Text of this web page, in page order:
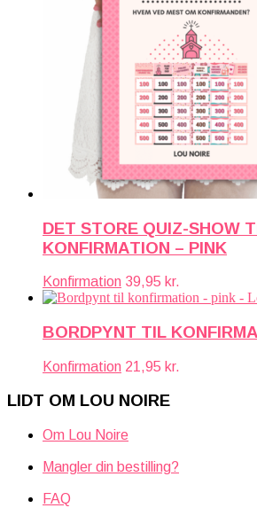
DET STORE QUIZ-SHOW
KONFIRMATION – PINK
Konfirmation 39,95 kr.
BORDPYNT TIL
Konfirmation 21,95 kr.
LIDT OM LOU NOIRE
Om Lou Noire
Mangler din bestilling?
FAQ